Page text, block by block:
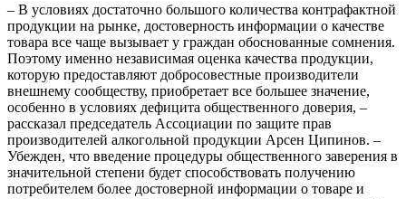
– В условиях достаточно большого количества контрафактной
продукции на рынке, достоверность информации о качестве
товара все чаще вызывает у граждан обоснованные сомнения.
Поэтому именно независимая оценка качества продукции,
которую предоставляют добросовестные производители
внешнему сообществу, приобретает все большее значение,
особенно в условиях дефицита общественного доверия, –
рассказал председатель Ассоциации по защите прав
производителей алкогольной продукции Арсен Ципинов. –
Убежден, что введение процедуры общественного заверения в
значительной степени будет способствовать получению
потребителем более достоверной информации о товаре и